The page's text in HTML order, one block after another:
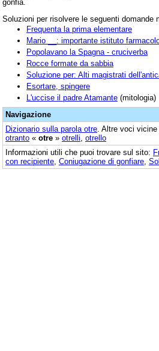
gonfia.
Soluzioni per risolvere le seguenti domande
Frequenta la prima elementare
Mario __: importante istituto
Popolavano la Spagna - cruciverba
Rocce formate da sabbia
Soluzione per: Alti magistrati
Esortare, spingere
L'uccise il padre Atamante (mitologia)
Navigazione
Dizionario sulla parola otre . Altre voci
otranto « otre » otrelli otrello
Informazioni utili che puoi trovare sul sito:
con recipiente Coniugazione di gonfiare